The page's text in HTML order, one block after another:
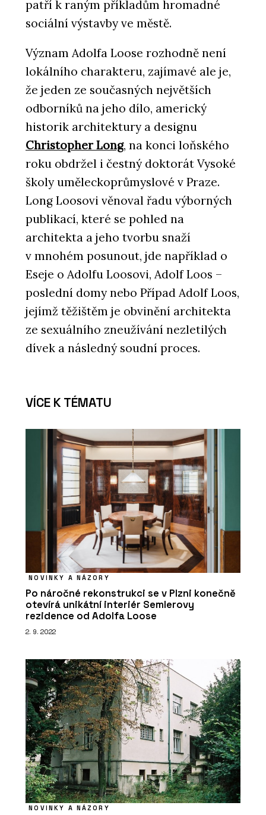
patří k raným příkladům hromadné
sociální výstavby ve městě.
Význam Adolfa Loose rozhodně není
lokálního charakteru, zajímavé ale je,
že jeden ze současných největších
odborníků na jeho dílo, americký
historik architektury a designu
Christopher Long, na konci loňského
roku obdržel i čestný doktorát Vysoké
školy uměleckoprůmyslové v Praze.
Long Loosovi věnoval řadu výborných
publikací, které se pohled na
architekta a jeho tvorbu snaží
v mnohém posunout, jde například o
Eseje o Adolfu Loosovi, Adolf Loos –
poslední domy nebo Případ Adolf Loos,
jejímž těžištěm je obvinění architekta
ze sexuálního zneužívání nezletilých
dívek a následný soudní proces.
VÍCE K TÉMATU
NOVINKY A NÁZORY
Po náročné rekonstrukci se v Plzni konečně
otevírá unikátní interiér Semlerovy
rezidence od Adolfa Loose
2. 9. 2022
NOVINKY A NÁZORY